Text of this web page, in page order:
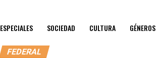
ESPECIALES SOCIEDAD CULTURA GÉNEROS
FEDERAL